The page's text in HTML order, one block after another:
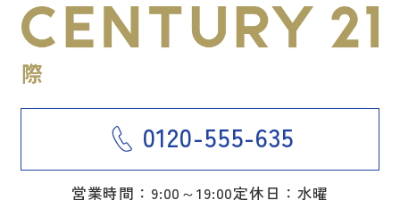
0120-555-635
営業時間：9:00～19:00定休日：水曜